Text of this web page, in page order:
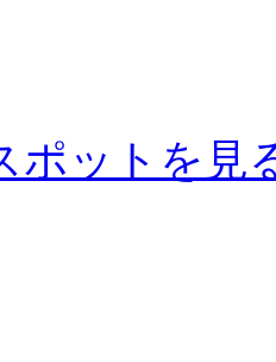
ポットを見